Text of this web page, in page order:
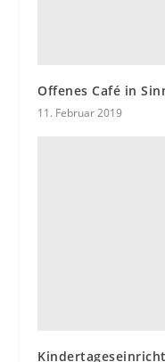
Offenes Café in
11. Februar 2019